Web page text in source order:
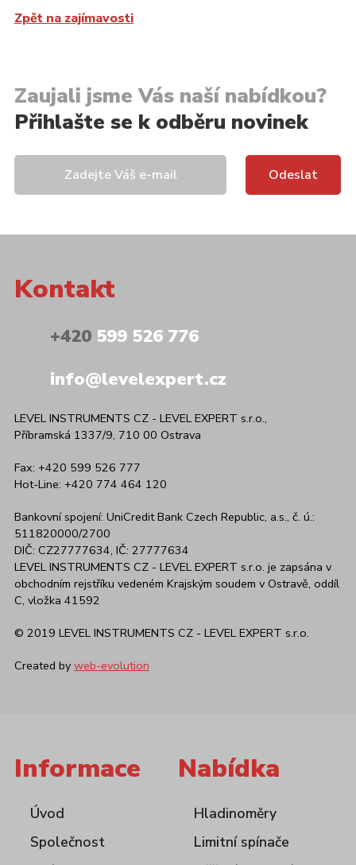
Zpět na zajímavosti
Zaujali jsme Vás naší nabídkou?
Přihlašte se k odběru novinek
Kontakt
+420599 526 776
info@levelexpert.cz
LEVEL INSTRUMENTS CZ - LEVEL EXPERT s.r.o.,
Příbramská 1337/9, 710 00 Ostrava
Fax: +420 599 526 777
Hot-Line: +420 774 464 120
Bankovní spojení: UniCredit Bank Czech Republic, a.s., č. ú.:
511820000/2700
DIČ: CZ27777634, IČ: 27777634
LEVEL INSTRUMENTS CZ - LEVEL EXPERT s.r.o. je zapsána v
obchodním rejstříku vedeném Krajským soudem v Ostravě, oddíl
C, vložka 41592
© 2019 LEVEL INSTRUMENTS CZ - LEVEL EXPERT s.r.o.
Created by web-evolution
Informace
Úvod
Společnost
Nabídka
Hladinoměry
Limitní spínače